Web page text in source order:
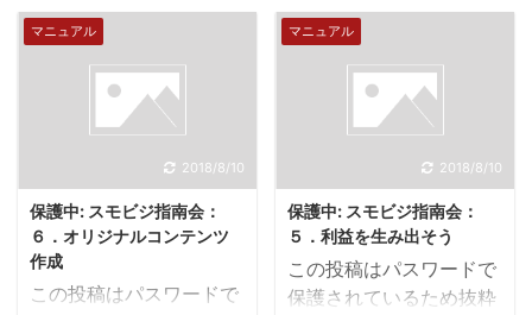
マニュアル
2018/8/10
保護中: スモビジ指南会：
６．オリジナルコンテンツ
作成
この投稿はパスワードで
マニュアル
2018/8/10
保護中: スモビジ指南会：
５．利益を生み出そう
この投稿はパスワードで
保護されているため抜粋